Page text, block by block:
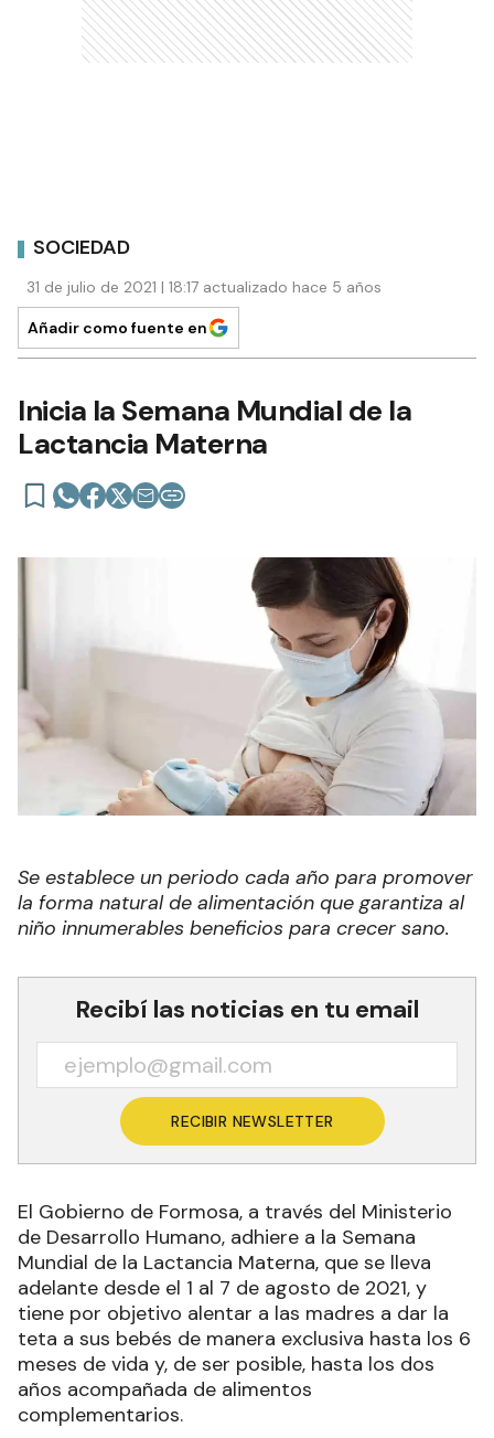
SOCIEDAD
31 de julio de 2021 | 18:17 actualizado hace 5 años
Añadir como fuente en
Inicia la Semana Mundial de la
Lactancia Materna
Se establece un periodo cada año para promover
la forma natural de alimentación que garantiza al
niño innumerables beneficios para crecer sano.
Recibí las noticias en tu email
RECIBIR NEWSLETTER
El Gobierno de Formosa, a través del Ministerio
de Desarrollo Humano, adhiere a la Semana
Mundial de la Lactancia Materna, que se lleva
adelante desde el 1 al 7 de agosto de 2021, y
tiene por objetivo alentar a las madres a dar la
teta a sus bebés de manera exclusiva hasta los 6
meses de vida y, de ser posible, hasta los dos
años acompañada de alimentos
complementarios.